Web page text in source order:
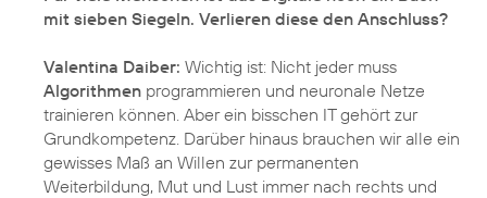
mit sieben Siegeln. Verlieren diese den Anschluss?
Valentina Daiber: Wichtig ist: Nicht jeder muss
Algorithmen programmieren und neuronale Netze
trainieren können. Aber ein bisschen IT gehört zur
Grundkompetenz. Darüber hinaus brauchen wir alle ein
gewisses Maß an Willen zur permanenten
Weiterbildung, Mut und Lust immer nach rechts und